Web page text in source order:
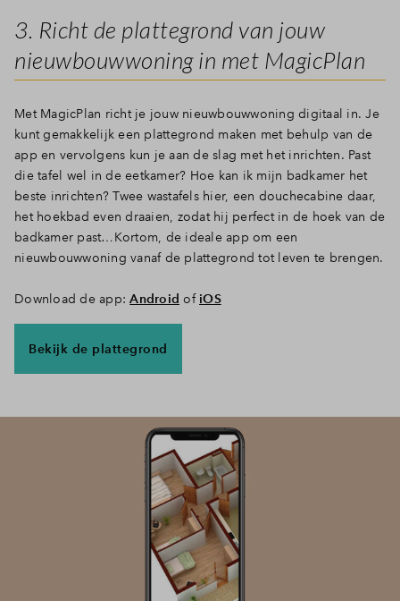
3. Richt de plattegrond van jouw
nieuwbouwwoning in met MagicPlan
Met MagicPlan richt je jouw nieuwbouwwoning digitaal in. Je
kunt gemakkelijk een plattegrond maken met behulp van de
app en vervolgens kun je aan de slag met het inrichten. Past
die tafel wel in de eetkamer? Hoe kan ik mijn badkamer het
beste inrichten? Twee wastafels hier, een douchecabine daar,
het hoekbad even draaien, zodat hij perfect in de hoek van de
badkamer past…Kortom, de ideale app om een
nieuwbouwwoning vanaf de plattegrond tot leven te brengen.
Download de app:Android of iOS
Bekijk de plattegrond